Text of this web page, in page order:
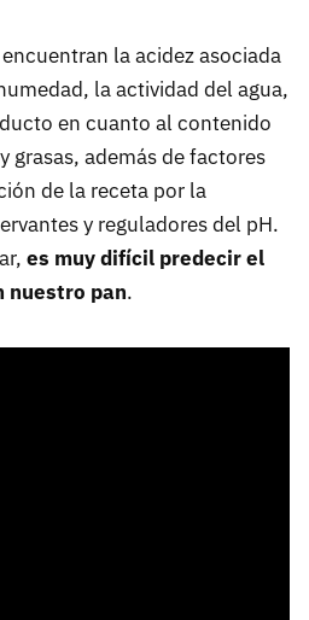
la acidez asociada
la actividad del agua,
en cuanto al contenido
grasas, además de factores
de la receta por la
y reguladores del pH.
es muy difícil predecir el
nuestro pan.